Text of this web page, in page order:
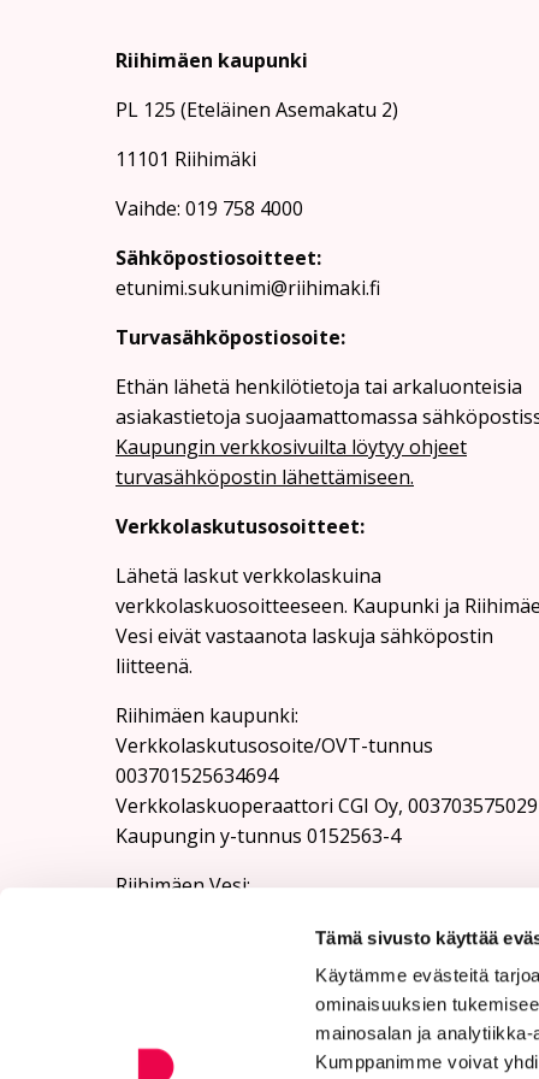
Tämä sivusto käyttää
Käytämme evästeitä
ominaisuuksien
mainosalan ja
Kumppanimme voivat
Riihimäen kaupunki
PL 125 (Eteläinen Asemakatu 2)
11101 Riihimäki
Vaihde: 019 758 4000
Sähköpostiosoitteet:
etunimi.sukunimi@riihimaki.fi
Turvasähköpostiosoite:
Ethän lähetä henkilötietoja tai arkaluonteisia
asiakastietoja suojaamattomassa
Kaupungin verkkosivuilta löytyy ohjeet
turvasähköpostin lähettämiseen.
Verkkolaskutusosoitteet:
Lähetä laskut verkkolaskuina
verkkolaskuosoitteeseen. Kaupunki ja
Vesi eivät vastaanota laskuja sähköpostin
liitteenä.
Riihimäen kaupunki:
Verkkolaskutusosoite/OVT-tunnus
003701525634694
Verkkolaskuoperaattori CGI Oy, 003703575029
Kaupungin y-tunnus 0152563-4
Rii­hi­mäen Vesi:
Verkkolaskuoperaattori CGI Oy, 003703575029
Riihimäen Veden y-tunnus 0152563-4